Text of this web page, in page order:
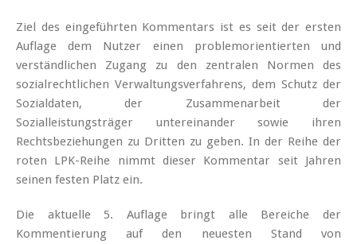
Ziel des eingeführten Kommentars ist es seit der ersten
Auflage dem Nutzer einen problemorientierten und
verständlichen Zugang zu den zentralen Normen des
sozialrechtlichen Verwaltungsverfahrens, dem Schutz der
Sozialdaten, der Zusammenarbeit der
Sozialleistungsträger untereinander sowie ihren
Rechtsbeziehungen zu Dritten zu geben. In der Reihe der
roten LPK-Reihe nimmt dieser Kommentar seit Jahren
seinen festen Platz ein.
Die aktuelle 5. Auflage bringt alle Bereiche der
Kommentierung auf den neuesten Stand von